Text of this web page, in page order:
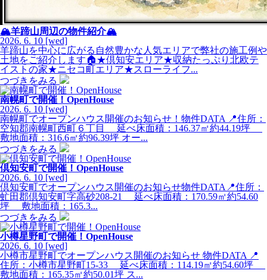
🏔羊蹄山周辺の物件紹介🏔
2026. 6. 10 [wed]
羊蹄山を中心に広がる自然豊かな人気エリアで弊社の施工例や
土地をご紹介します🏠★倶知安エリア★収納たっぷり北欧テ
イストの家★ニセコ町エリア★スローライフ...
つづきをみる
南幌町で開催！OpenHouse
2026. 6. 10 [wed]
南幌町でオープンハウス開催のお知らせ！物件DATA 📍住所：
空知郡南幌町西町６丁目 延べ床面積：146.37㎡約44.19坪
敷地面積：316.6㎡約96.39坪 オー...
つづきをみる
倶知安町で開催！OpenHouse
2026. 6. 10 [wed]
倶知安町でオープンハウス開催のお知らせ物件DATA📍住所：
虻田郡倶知安町字高砂208-21 延べ床面積：170.59㎡約54.60
坪 敷地面積：165.3...
つづきをみる
小樽星野町で開催！OpenHouse
2026. 6. 10 [wed]
小樽市星野町でオープンハウス開催のお知らせ 物件DATA 📍
住所：小樽市星野町15-33 延べ床面積：114.19㎡約54.60坪
敷地面積：165.35㎡約50.01坪 ス...